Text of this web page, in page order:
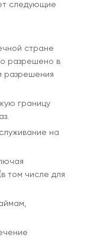
следующие
стране
разрешено в
разрешения
границу
на
том числе для